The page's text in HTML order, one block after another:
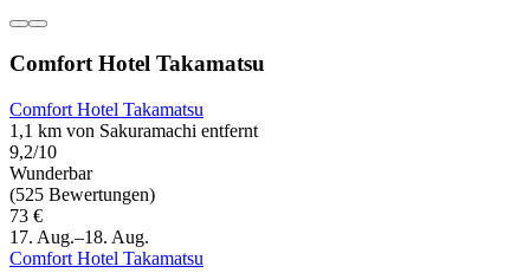
Comfort Hotel Takamatsu
Comfort Hotel Takamatsu
1,1 km von Sakuramachi entfernt
9,2/10
Wunderbar
(525 Bewertungen)
73 €
17. Aug.–18. Aug.
Comfort Hotel Takamatsu